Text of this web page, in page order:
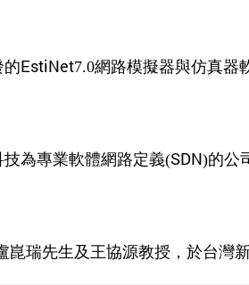
EstiNet7.0網路模擬器與仿真器
為專業軟體網路定義(SDN)的公
崑瑞先生及王協源教授，於台灣